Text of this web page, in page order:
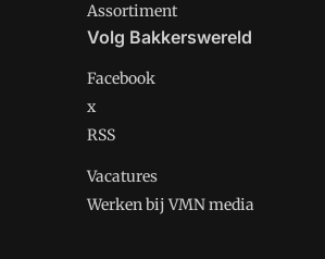
Assortiment
Volg Bakkerswereld
Facebook
x
RSS
Vacatures
Werken bij VMN media